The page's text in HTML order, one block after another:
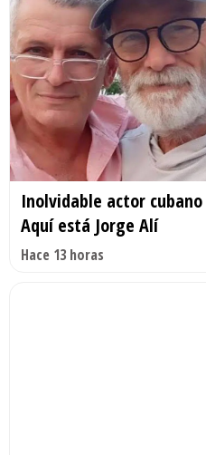
Inolvidable actor
Aquí está Jorge Alí
Hace 13 horas